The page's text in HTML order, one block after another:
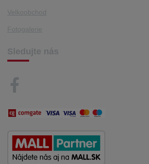
Velkoobchod
Fotogalerie
Sledujte nás